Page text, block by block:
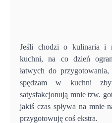
Jeśli chodzi o kulinaria i
kuchni, na co dzień
łatwych do
spędzam w kuchni
satysfakcjonują mnie tzw.
jakiś czas spływa na mnie
przygotowuję coś ekstra.